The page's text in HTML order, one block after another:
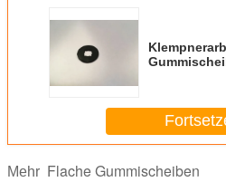
Mehr Flache Gummischeiben